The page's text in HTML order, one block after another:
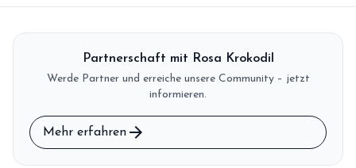
Partnerschaft mit Rosa Krokodil
Werde Partner und erreiche unsere Community – jetzt
informieren.
Mehr erfahren arrow_forward